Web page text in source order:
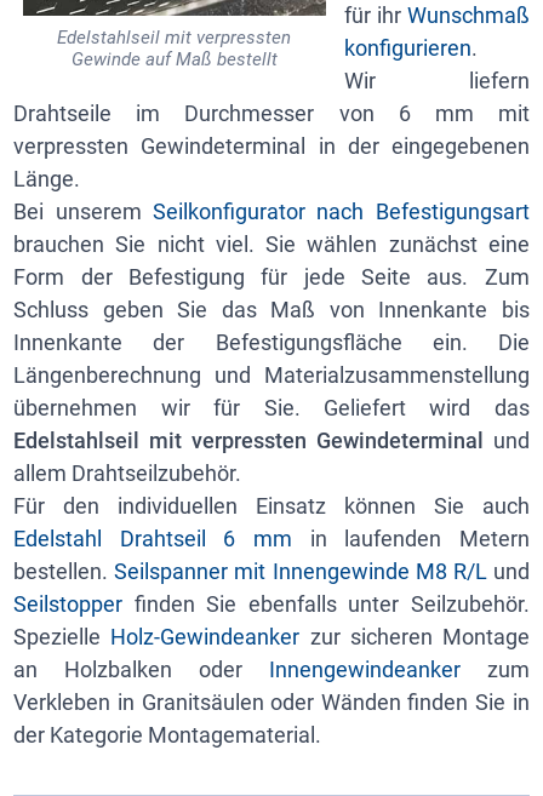
Edelstahlseil mit verpressten
Gewinde auf Maß bestellt
für ihr Wunschmaß
konfigurieren.
Wir liefern
Drahtseile im Durchmesser von 6 mm mit
verpressten Gewindeterminal in der eingegebenen
Länge.
Bei unserem Seilkonfigurator nach Befestigungsart
brauchen Sie nicht viel. Sie wählen zunächst eine
Form der Befestigung für jede Seite aus. Zum
Schluss geben Sie das Maß von Innenkante bis
Innenkante der Befestigungsfläche ein. Die
Längenberechnung und Materialzusammenstellung
übernehmen wir für Sie. Geliefert wird das
Edelstahlseil mit verpressten Gewindeterminal und
allem Drahtseilzubehör.
Für den individuellen Einsatz können Sie auch
Edelstahl Drahtseil 6 mm in laufenden Metern
bestellen.Seilspanner mit Innengewinde M8 R/Lund
Seilstopper finden Sie ebenfalls unter Seilzubehör.
Spezielle Holz-Gewindeanker zur sicheren Montage
an Holzbalken oder Innengewindeankerzum
Verkleben in Granitsäulen oder Wänden finden Sie in
der Kategorie Montagematerial.